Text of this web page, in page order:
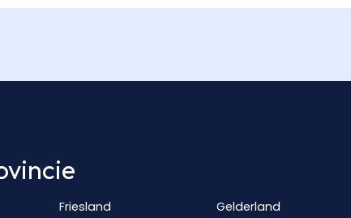
Friesland Gelderland